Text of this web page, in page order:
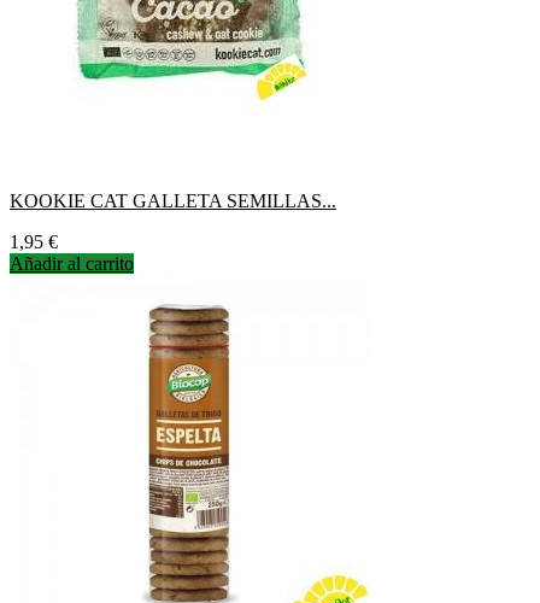
KOOKIE CAT GALLETA SEMILLAS...
Precio
1,95 €
Añadir al carrito